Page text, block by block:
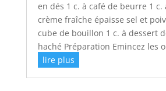
en dés 1 c. à café de beurre 1 c.
crème fraîche épaisse sel et
cube de bouillon 1 c. à dessert
haché Préparation Emincez les
lire plus